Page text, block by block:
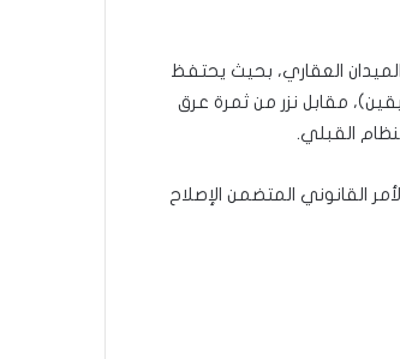
العقاري، بحيث يحتفظ
مقابل نزر من ثمرة عرق
القبلي.
القانوني المتضمن الإصلاح